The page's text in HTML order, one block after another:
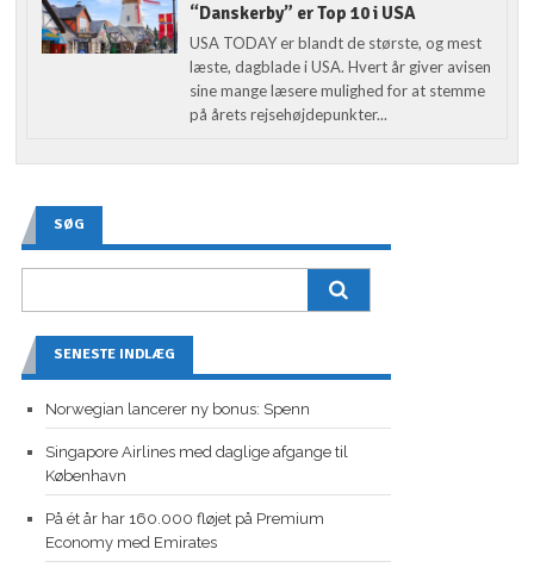
“Danskerby” er Top 10 i USA
USA TODAY er blandt de største, og mest
læste, dagblade i USA. Hvert år giver avisen
sine mange læsere mulighed for at stemme
på årets rejsehøjdepunkter...
SØG
SENESTE INDLÆG
Norwegian lancerer ny bonus: Spenn
Singapore Airlines med daglige afgange til
København
På ét år har 160.000 fløjet på Premium
Economy med Emirates